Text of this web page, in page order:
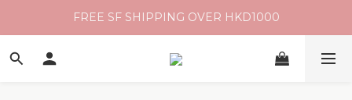
FREE SF SHIPPING OVER HKD1000